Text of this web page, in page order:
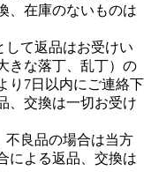
、在庫のないものは
して返品はお受けい
きな落丁、乱丁）の
り7日以内にご連絡下
、交換は一切お受け
不良品の場合は当方
による返品、交換は